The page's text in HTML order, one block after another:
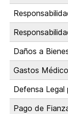
Daños a
Gastos
Defensa Legal
Pago de